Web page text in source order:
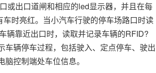
出口道闸和相应的led显示器，并且在每
时亮红。当小汽车行驶的停车场路口时读
辆靠近出口时，读取并记录车辆的RFID?
辆停车过程，包括驶入、定点停车、驶出
控制端处车位信息。